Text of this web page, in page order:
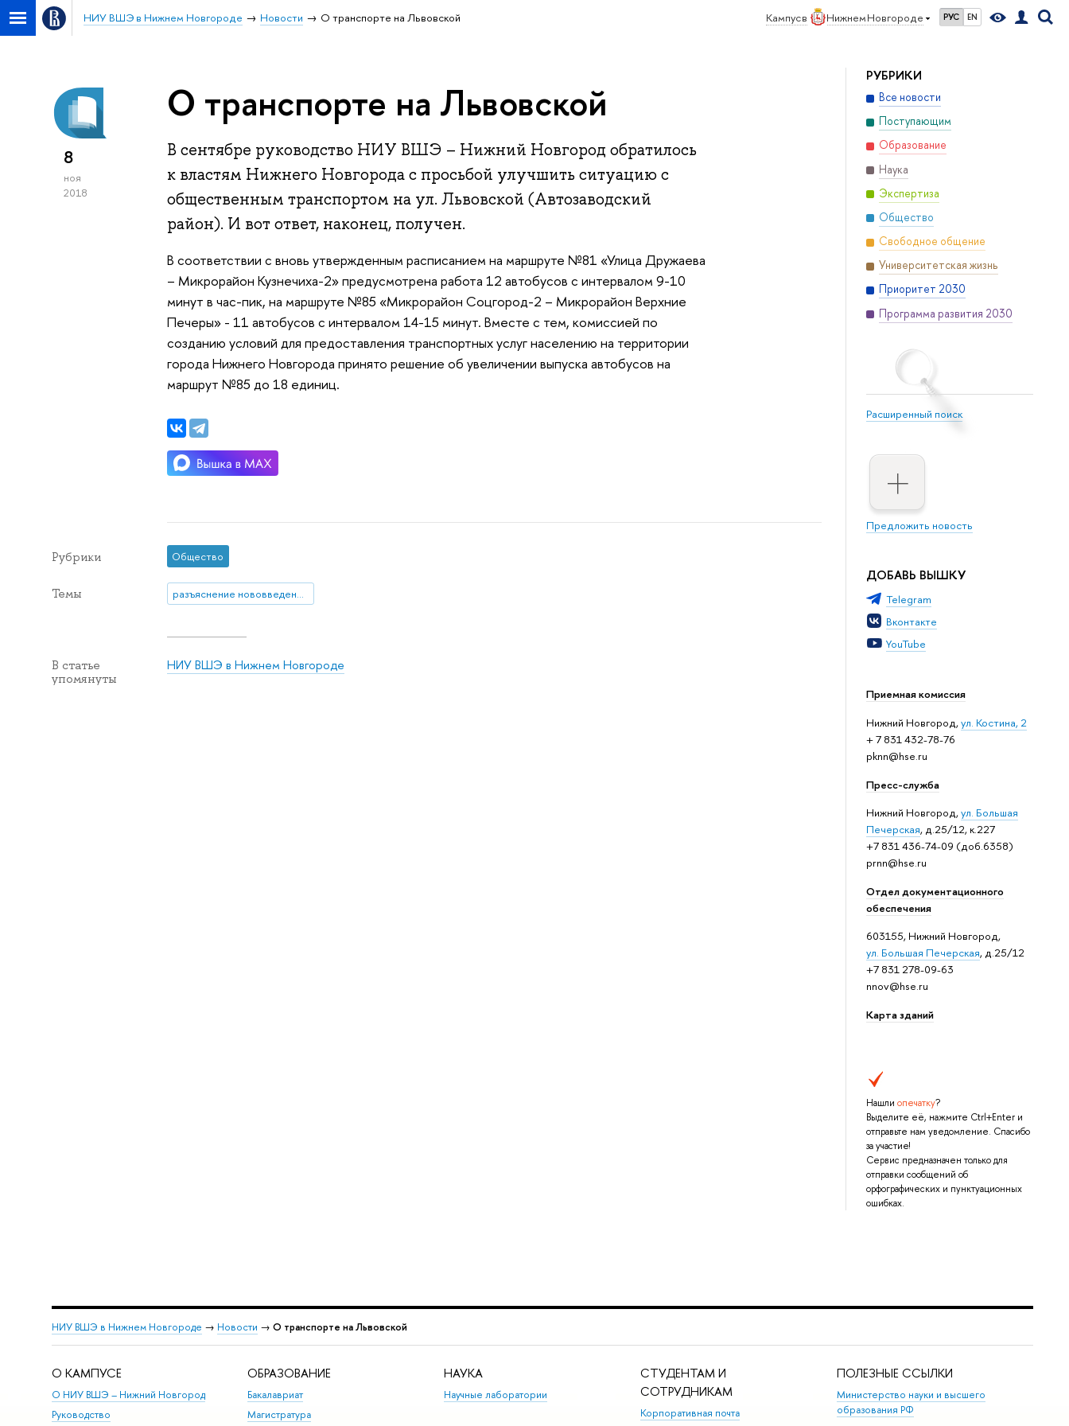
Кампус в Нижнем Новгороде РУС EN
НИУ ВШЭ в Нижнем Новгороде Новости О транспорте на Львовской
РУБРИКИ
Все новости
Поступающим
Образование
Наука
Экспертиза
Общество
Свободное общение
Университетская жизнь
Приоритет 2030
Программа развития 2030
Расширенный поиск
Предложить новость
ДОБАВЬ ВЫШКУ
Telegram
Вконтакте
YouTube
Приемная комиссия
Нижний Новгород,ул. Костина, 2
+ 7 831 432-78-76
pknn@hse.ru
Пресс-служба
Нижний Новгород,ул. Большая
Печерская, д.25/12, к.227
+7 831 436-74-09 (доб.6358)
prnn@hse.ru
Отдел документационного
обеспечения
603155, Нижний Новгород,
ул. Большая Печерская, д.25/12
+7 831 278-09-63
nnov@hse.ru
Карта зданий
Нашли опечатку?
Выделите её, нажмите Ctrl+Enter и
отправьте нам уведомление. Спасибо
за участие!
Сервис предназначен только для
отправки сообщений об
орфографических и пунктуационных
ошибках.
8
ноя
2018
О транспорте на Львовской
В сентябре руководство НИУ ВШЭ – Нижний Новгород обратилось
к властям Нижнего Новгорода с просьбой улучшить ситуацию с
общественным транспортом на ул. Львовской (Автозаводский
район). И вот ответ, наконец, получен.
В соответствии с вновь утвержденным расписанием на маршруте №81 «Улица Дружаева
– Микрорайон Кузнечиха-2» предусмотрена работа 12 автобусов с интервалом 9-10
минут в час-пик, на маршруте №85 «Микрорайон Соцгород-2 – Микрорайон Верхние
Печеры» - 11 автобусов с интервалом 14-15 минут. Вместе с тем, комиссией по
созданию условий для предоставления транспортных услуг населению на территории
города Нижнего Новгорода принято решение об увеличении выпуска автобусов на
маршрут №85 до 18 единиц.
Рубрики Общество
Темы разъяснение нововведения
В статье
упомянуты
НИУ ВШЭ в Нижнем Новгороде
НИУ ВШЭ в Нижнем Новгороде → Новости → О транспорте на Львовской
О КАМПУСЕ
О НИУ ВШЭ – Нижний Новгород
Руководство
ОБРАЗОВАНИЕ
Бакалавриат
Магистратура
НАУКА
Научные лаборатории
СТУДЕНТАМ И
СОТРУДНИКАМ
Корпоративная почта
ПОЛЕЗНЫЕ ССЫЛКИ
Министерство науки и высшего
образования РФ